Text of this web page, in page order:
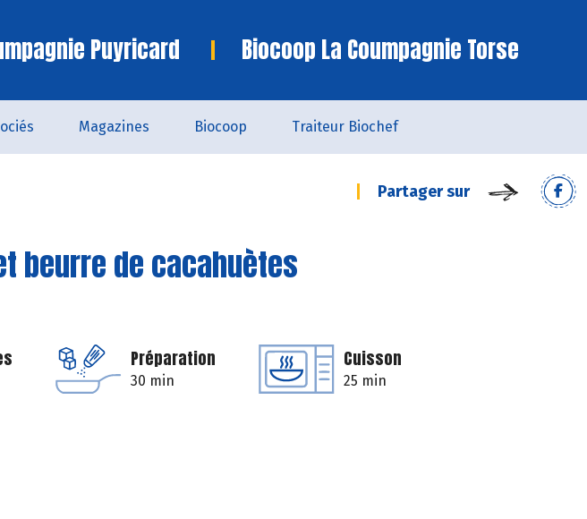
Puyricard Biocoop La Coumpagnie Torse
Magazines Biocoop Traiteur Biochef
Partager sur
beurre de cacahuètes
Préparation
30 min
Cuisson
25 min